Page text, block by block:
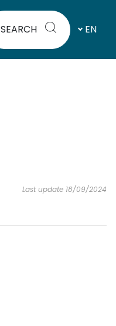
SEARCH EN
Last update 18/09/2024